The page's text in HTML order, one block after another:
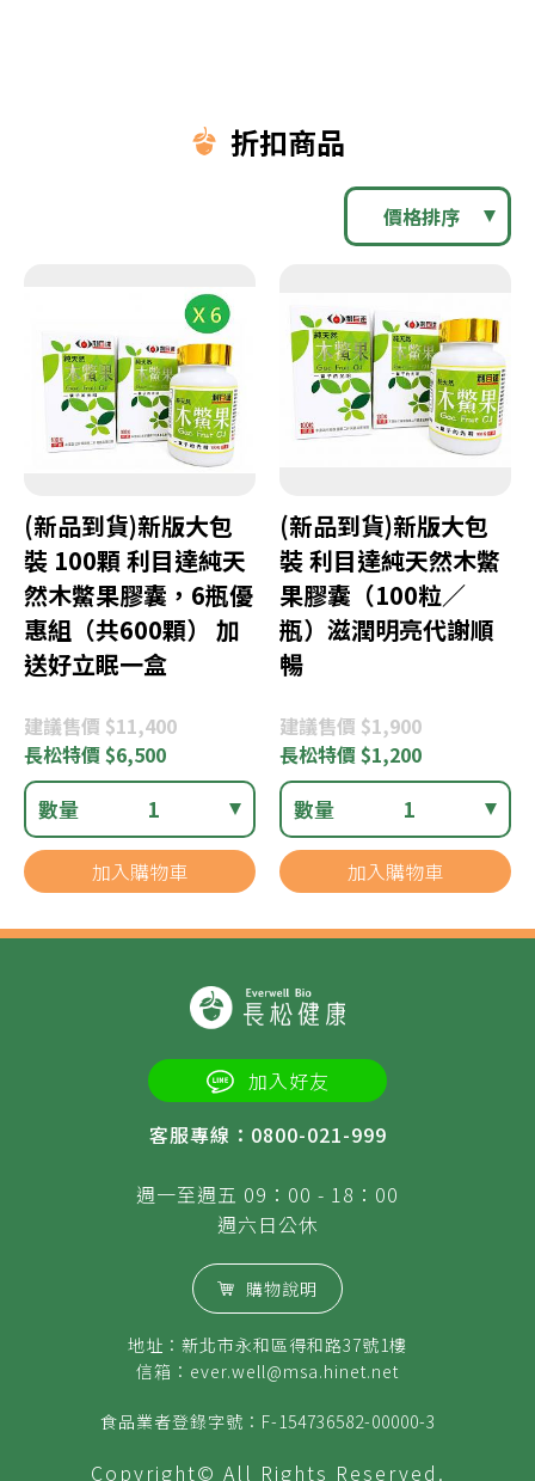
折扣商品
價格排序
(新品到貨)新版大包
裝 100顆 利目達純天
然木鱉果膠囊，6瓶優
惠組（共600顆） 加
送好立眠一盒
建議售價 $11,400
長松特價 $6,500
數量 1
加入購物車
(新品到貨)新版大包
裝 利目達純天然木鱉
果膠囊（100粒／
瓶）滋潤明亮代謝順
暢
建議售價 $1,900
長松特價 $1,200
數量 1
加入購物車
購物說明
食品業者登錄字號：F-154736582-00000-3
地址：新北市永和區得和路37號1樓
信箱： ever.well@msa.hinet.net
加入好友
客服專線：0800-021-999
週一至週五 09：00 - 18：00
週六日公休
Copyright© All Rights Reserved.